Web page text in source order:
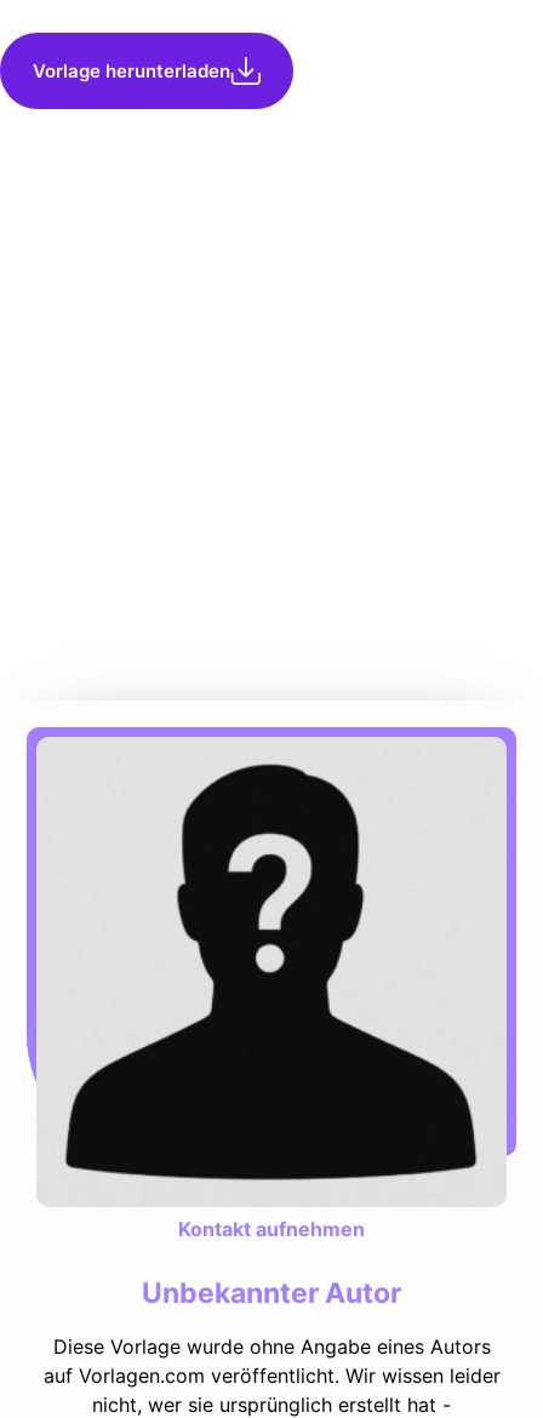
Vorlage herunterladen
Kontakt aufnehmen
Unbekannter Autor
Diese Vorlage wurde ohne Angabe eines Autors
auf Vorlagen.com veröffentlicht. Wir wissen leider
nicht, wer sie ursprünglich erstellt hat -